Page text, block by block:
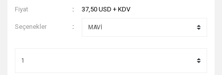
Fiyat
37,50 USD + KDV
Seçenekler